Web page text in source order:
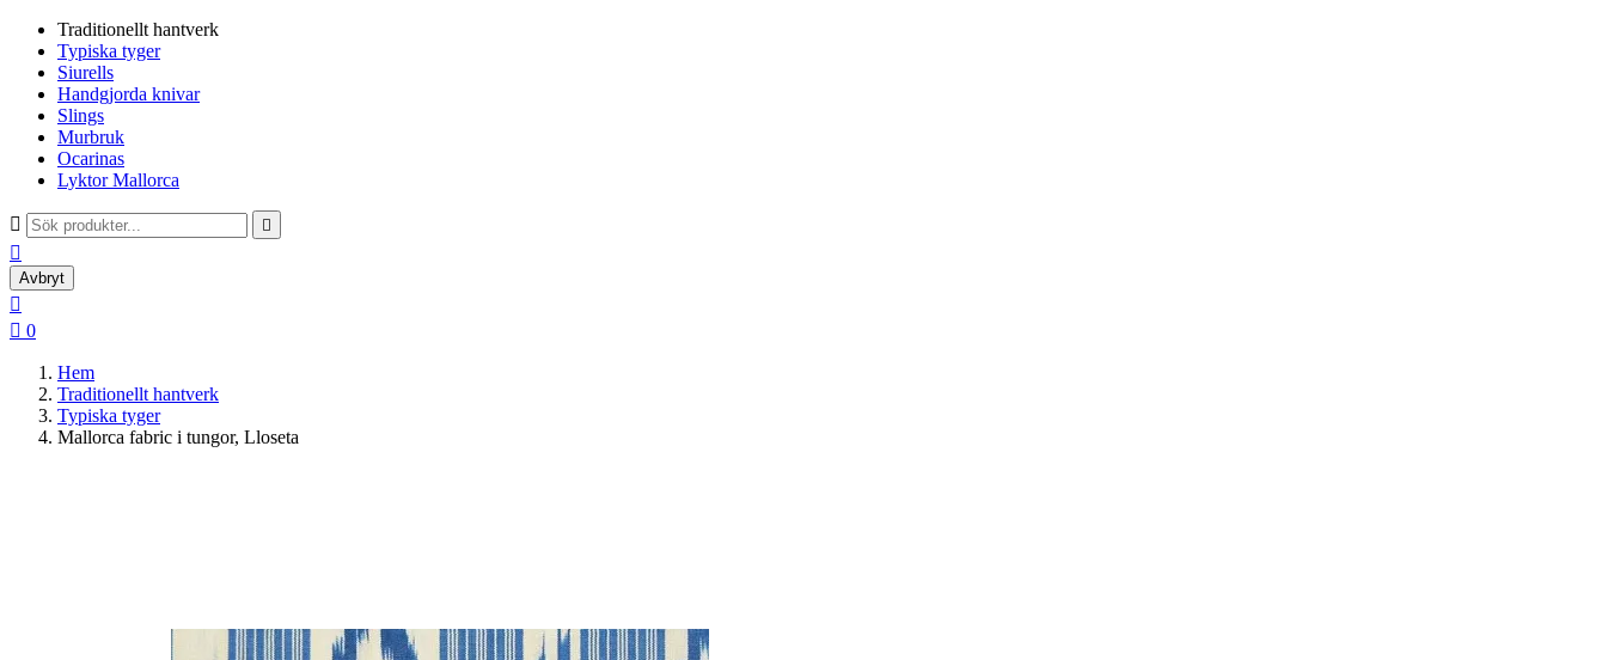
Traditionellt hantverk
Typiska tyger
Siurells
Handgjorda knivar
Slings
Murbruk
Ocarinas
Lyktor Mallorca
 

Avbryt

 0
Hem
Traditionellt hantverk
Typiska tyger
Mallorca fabric i tungor, Lloseta